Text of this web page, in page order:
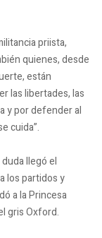
priista,
quienes, desde
están
las libertades, las
y por defender al
cuida”.
llegó el
los partidos y
a la Princesa
gris Oxford.